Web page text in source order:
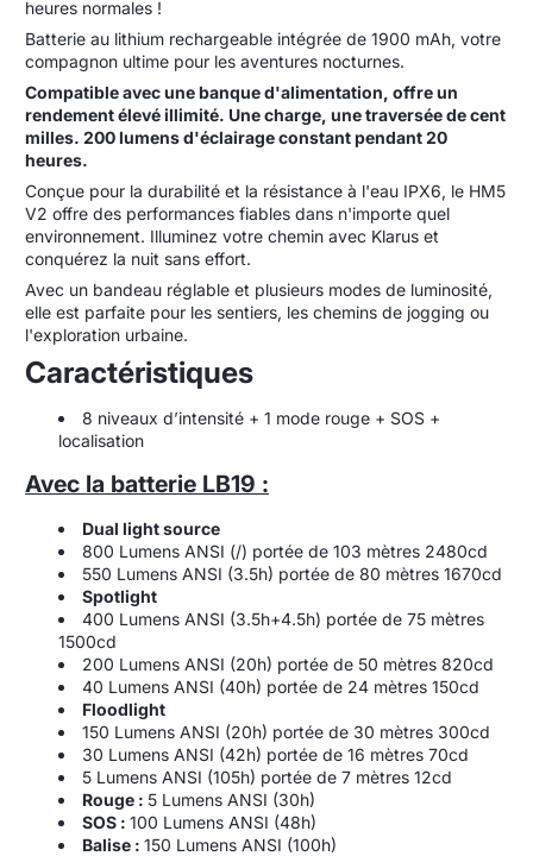
heures normales !
Batterie au lithium rechargeable intégrée de 1900 mAh, votre
compagnon ultime pour les aventures nocturnes.
Compatible avec une banque d'alimentation, offre un
rendement élevé illimité. Une charge, une traversée de cent
milles. 200 lumens d'éclairage constant pendant 20
heures.
Conçue pour la durabilité et la résistance à l'eau IPX6, le HM5
V2 offre des performances fiables dans n'importe quel
environnement. Illuminez votre chemin avec Klarus et
conquérez la nuit sans effort.
Avec un bandeau réglable et plusieurs modes de luminosité,
elle est parfaite pour les sentiers, les chemins de jogging ou
l'exploration urbaine.
Caractéristiques
8 niveaux d’intensité + 1 mode rouge + SOS +
localisation
Avec la batterie LB19 :
Dual light source
800 Lumens ANSI (/) portée de 103 mètres 2480cd
550 Lumens ANSI (3.5h) portée de 80 mètres 1670cd
Spotlight
400 Lumens ANSI (3.5h+4.5h) portée de 75 mètres
1500cd
200 Lumens ANSI (20h) portée de 50 mètres 820cd
40 Lumens ANSI (40h) portée de 24 mètres 150cd
Floodlight
150 Lumens ANSI (20h) portée de 30 mètres 300cd
30 Lumens ANSI (42h) portée de 16 mètres 70cd
5 Lumens ANSI (105h) portée de 7 mètres 12cd
Rouge : 5 Lumens ANSI (30h)
SOS : 100 Lumens ANSI (48h)
Balise : 150 Lumens ANSI (100h)